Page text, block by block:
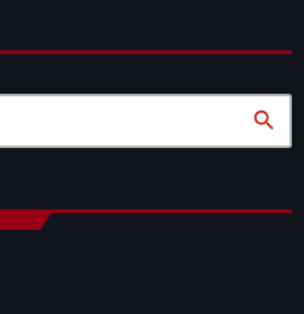
search